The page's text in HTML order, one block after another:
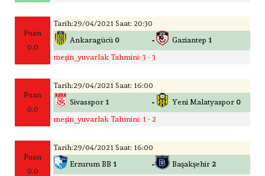
Puan
0.0
Tarih:29/04/2021 Saat: 20:30
Ankaragücü 0 - Gaziantep 1
meşin_yuvarlak Tahmini: 3 - 3
Puan
0.0
Tarih:29/04/2021 Saat: 16:00
Sivasspor 1 - Yeni Malatyaspor 0
meşin_yuvarlak Tahmini: 1 - 2
Puan
0.0
Tarih:29/04/2021 Saat: 16:00
Erzurum BB 1 - Başakşehir 2